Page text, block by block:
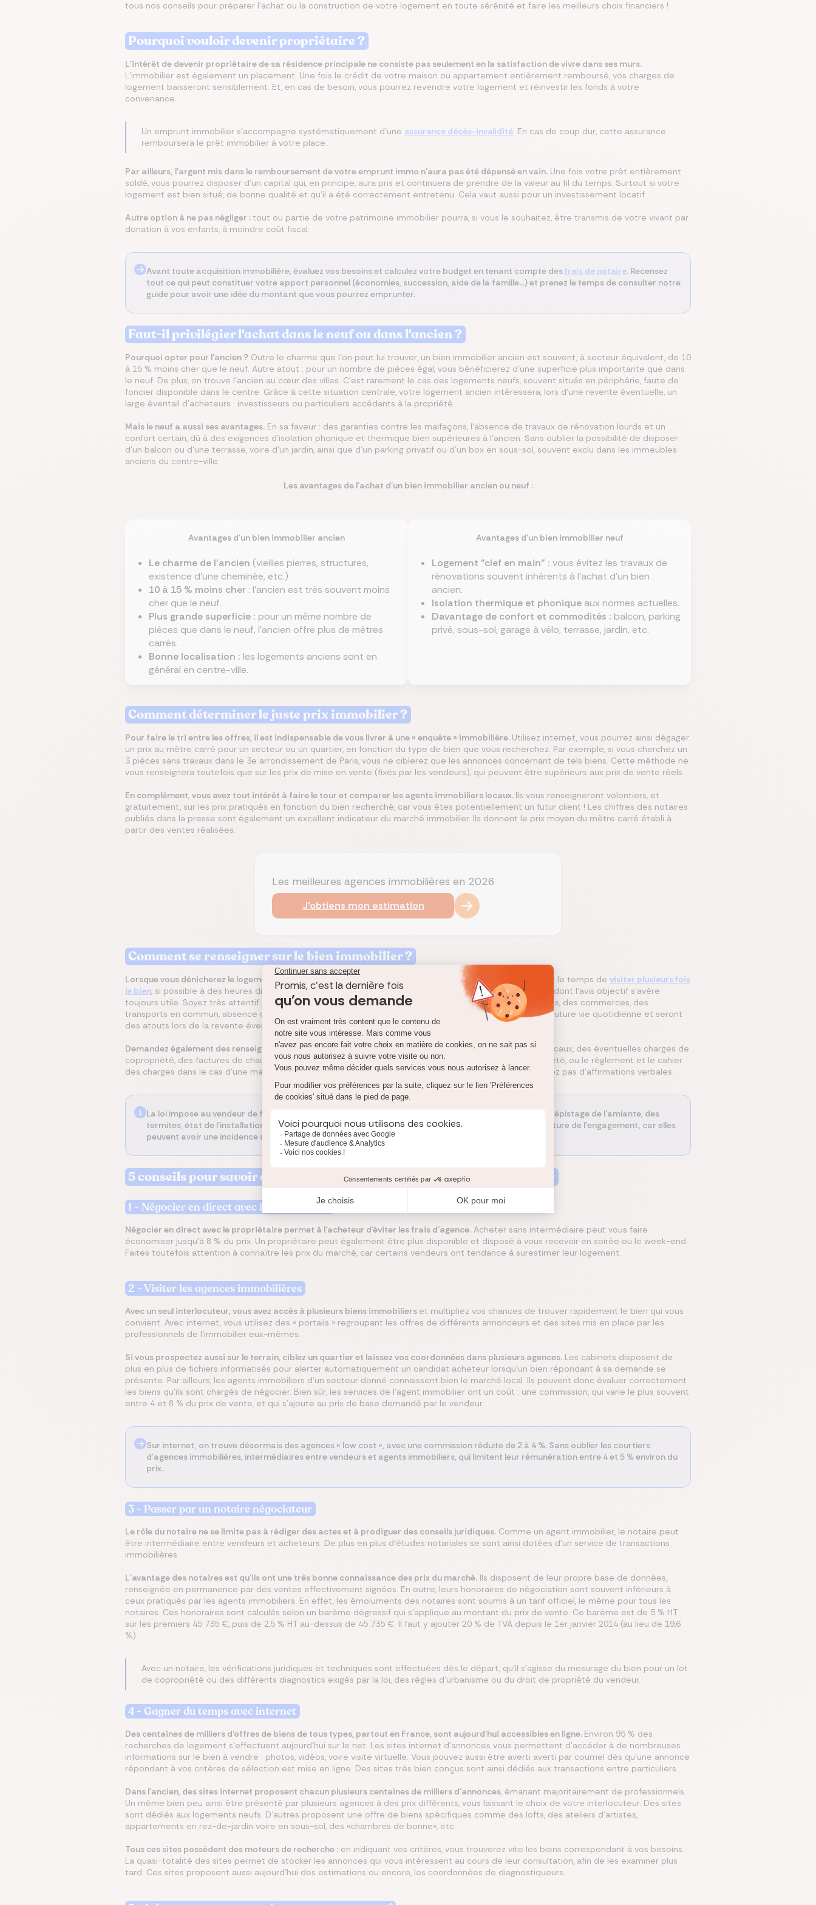
Économisez jusqu’à 250 €/mois
en changeant d’assurance de
Trouvez le meilleur taux
immobilier pour votre projet
Économisez jusqu’à 456 €/an
sur votre assurance santé
Comparez les meilleures
assurances du marché au
Trouvez la meilleure assurance
en quelques clics
tous nos conseils pour préparer l’achat ou la construction de votre logement en toute sérénité et faire les meilleurs choix financiers !
Pourquoi vouloir devenir propriétaire ?
L’intérêt de devenir propriétaire de sa résidence principale ne consiste pas seulement en la satisfaction de vivre dans ses murs.
L’immobilier est également un placement. Une fois le crédit de votre maison ou appartement entièrement remboursé, vos charges de
logement baisseront sensiblement. Et, en cas de besoin, vous pourrez revendre votre logement et réinvestir les fonds à votre
convenance.
Un emprunt immobilier s’accompagne systématiquement d’une assurance décès-invalidité. En cas de coup dur, cette assurance
remboursera le prêt immobilier à votre place.
Par ailleurs, l’argent mis dans le remboursement de votre emprunt immo n’aura pas été dépensé en vain. Une fois votre prêt entièrement
soldé, vous pourrez disposer d’un capital qui, en principe, aura pris et continuera de prendre de la valeur au fil du temps. Surtout si votre
logement est bien situé, de bonne qualité et qu’il a été correctement entretenu. Cela vaut aussi pour un investissement locatif.
Autre option à ne pas négliger :tout ou partie de votre patrimoine immobilier pourra, si vous le souhaitez, être transmis de votre vivant par
donation à vos enfants, à moindre coût fiscal.
Avant toute acquisition immobilière, évaluez vos besoins et calculez votre budget en tenant compte desfrais de notaire. Recensez
tout ce qui peut constituer votre apport personnel (économies, succession, aide de la famille...) et prenez le temps de consulter notre
guide pour avoir une idée du montant que vous pourrez emprunter.
Faut-il privilégier l'achat dans le neuf ou dans l'ancien ?
Pourquoi opter pour l’ancien ? Outre le charme que l’on peut lui trouver, un bien immobilier ancien est souvent, à secteur équivalent, de 10
à 15 % moins cher que le neuf. Autre atout : pour un nombre de pièces égal, vous bénéficierez d’une superficie plus importante que dans
le neuf. De plus, on trouve l’ancien au cœur des villes. C’est rarement le cas des logements neufs, souvent situés en périphérie, faute de
foncier disponible dans le centre. Grâce à cette situation centrale, votre logement ancien intéressera, lors d’une revente éventuelle, un
large éventail d’acheteurs : investisseurs ou particuliers accédants à la propriété.
Mais le neuf a aussi ses avantages. En sa faveur : des garanties contre les malfaçons, l’absence de travaux de rénovation lourds et un
confort certain, dû à des exigences d’isolation phonique et thermique bien supérieures à l’ancien. Sans oublier la possibilité de disposer
d’un balcon ou d’une terrasse, voire d’un jardin, ainsi que d’un parking privatif ou d’un box en sous-sol, souvent exclu dans les immeubles
anciens du centre-ville.
Les avantages de l'achat d'un bien immobilier ancien ou neuf :
Avantages d'un bien immobilier ancien
Le charme de l'ancien (vieilles pierres, structures,
existence d'une cheminée, etc.)
10 à 15 % moins cher : l'ancien est très souvent moins
cher que le neuf.
Plus grande superficie : pour un même nombre de
pièces que dans le neuf, l'ancien offre plus de mètres
carrés.
Bonne localisation : les logements anciens sont en
général en centre-ville.
Avantages d'un bien immobilier neuf
Logement "clef en main" : vous évitez les travaux de
rénovations souvent inhérents à l'achat d'un bien
ancien.
Isolation thermique et phonique aux normes actuelles.
Davantage de confort et commodités : balcon, parking
privé, sous-sol, garage à vélo, terrasse, jardin, etc.
Comment déterminer le juste prix immobilier ?
Pour faire le tri entre les offres, il est indispensable de vous livrer à une « enquête » immobilière. Utilisez internet, vous pourrez ainsi dégager
un prix au mètre carré pour un secteur ou un quartier, en fonction du type de bien que vous recherchez. Par exemple, si vous cherchez un
3 pièces sans travaux dans le 3e arrondissement de Paris, vous ne ciblerez que les annonces concernant de tels biens. Cette méthode ne
vous renseignera toutefois que sur les prix de mise en vente (fixés par les vendeurs), qui peuvent être supérieurs aux prix de vente réels.
En complément, vous avez tout intérêt à faire le tour et comparer les agents immobiliers locaux. Ils vous renseigneront volontiers, et
gratuitement, sur les prix pratiqués en fonction du bien recherché, car vous êtes potentiellement un futur client ! Les chiffres des notaires
publiés dans la presse sont également un excellent indicateur du marché immobilier. Ils donnent le prix moyen du mètre carré établi à
partir des ventes réalisées.
Les meilleures agences immobilières en 2026
J'obtiens mon estimation
Comment se renseigner sur le bien immobilier ?
Lorsque vous dénicherez le logement qui vous intéresse, ne cédez jamais à un simple coup de cœur. Prenez le temps de visiter plusieurs fois
le bien, si possible à des heures différentes, éventuellement avec un ami ou un parent moins impliqué, et dont l’avis objectif s’avère
toujours utile. Soyez très attentif aux critères qui valorisent le bien : proximité du lieu de travail, des écoles, des commerces, des
transports en commun, absence de nuisances sonores... Tous ces critères seront importants dans votre future vie quotidienne et seront
des atouts lors de la revente éventuelle du logement.
Demandez également des renseignements précis au vendeur. Informez-vous sur le montant des impôts locaux, des éventuelles charges de
copropriété, des factures de chauffage... Exigez aussi la superficie exacte d’un appartement en copropriété, ou le règlement et le cahier
des charges dans le cas d’une maison dans un lotissement. Consultez les justificatifs et ne vous contentez pas d’affirmations verbales.
La loi impose au vendeur de faire réaliser, avant la vente, des vérifications pour protéger l’acheteur : dépistage de l’amiante, des
termites, état de l’installation électrique... Ces formalités s'imposent au vendeur avant même la signature de l’engagement, car elles
peuvent avoir une incidence sur le prix, ou même vous dissuader d’acheter.
5 conseils pour savoir à qui s'adresser pour acheter son bien immobilier
1 - Négocier en direct avec le propriétaire
Négocier en direct avec le propriétaire permet à l’acheteur d’éviter les frais d’agence. Acheter sans intermédiaire peut vous faire
économiser jusqu’à 8 % du prix. Un propriétaire peut également être plus disponible et disposé à vous recevoir en soirée ou le week-end.
Faites toutefois attention à connaître les prix du marché, car certains vendeurs ont tendance à surestimer leur logement.
2 - Visiter les agences immobilières
Avec un seul interlocuteur, vous avez accès à plusieurs biens immobiliers et multipliez vos chances de trouver rapidement le bien qui vous
convient. Avec internet, vous utilisez des « portails » regroupant les offres de différents annonceurs et des sites mis en place par les
professionnels de l’immobilier eux-mêmes.
Si vous prospectez aussi sur le terrain, ciblez un quartier et laissez vos coordonnées dans plusieurs agences. Les cabinets disposent de
plus en plus de fichiers informatisés pour alerter automatiquement un candidat acheteur lorsqu’un bien répondant à sa demande se
présente. Par ailleurs, les agents immobiliers d’un secteur donné connaissent bien le marché local. Ils peuvent donc évaluer correctement
les biens qu’ils sont chargés de négocier. Bien sûr, les services de l’agent immobilier ont un coût : une commission, qui varie le plus souvent
entre 4 et 8 % du prix de vente, et qui s’ajoute au prix de base demandé par le vendeur.
Sur internet, on trouve désormais des agences « low cost », avec une commission réduite de 2 à 4 %. Sans oublier les courtiers
d’agences immobilières, intermédiaires entre vendeurs et agents immobiliers, qui limitent leur rémunération entre 4 et 5 % environ du
prix.
3 - Passer par un notaire négociateur
Le rôle du notaire ne se limite pas à rédiger des actes et à prodiguer des conseils juridiques. Comme un agent immobilier, le notaire peut
être intermédiaire entre vendeurs et acheteurs. De plus en plus d’études notariales se sont ainsi dotées d’un service de transactions
immobilières.
L’avantage des notaires est qu'ils ont une très bonne connaissance des prix du marché. Ils disposent de leur propre base de données,
renseignée en permanence par des ventes effectivement signées. En outre, leurs honoraires de négociation sont souvent inférieurs à
ceux pratiqués par les agents immobiliers. En effet, les émoluments des notaires sont soumis à un tarif officiel, le même pour tous les
notaires. Ces honoraires sont calculés selon un barème dégressif qui s’applique au montant du prix de vente. Ce barème est de 5 % HT
sur les premiers 45 735 €, puis de 2,5 % HT au-dessus de 45 735 €. Il faut y ajouter 20 % de TVA depuis le 1er janvier 2014 (au lieu de 19,6
%).
Avec un notaire, les vérifications juridiques et techniques sont effectuées dès le départ, qu’il s’agisse du mesurage du bien pour un lot
de copropriété ou des différents diagnostics exigés par la loi, des règles d’urbanisme ou du droit de propriété du vendeur.
4 - Gagner du temps avec internet
Des centaines de milliers d’offres de biens de tous types, partout en France, sont aujourd’hui accessibles en ligne. Environ 95 % des
recherches de logement s’effectuent aujourd'hui sur le net. Les sites internet d’annonces vous permettent d'accéder à de nombreuses
informations sur le bien à vendre : photos, vidéos, voire visite virtuelle. Vous pouvez aussi être averti averti par courriel dès qu’une annonce
répondant à vos critères de sélection est mise en ligne. Des sites très bien conçus sont ainsi dédiés aux transactions entre particuliers.
Dans l’ancien, des sites internet proposent chacun plusieurs centaines de milliers d’annonces, émanant majoritairement de professionnels.
Un même bien peu ainsi être présenté par plusieurs agences à des prix différents, vous laissant le choix de votre interlocuteur. Des sites
sont dédiés aux logements neufs. D’autres proposent une offre de biens spécifiques comme des lofts, des ateliers d’artistes,
appartements en rez-de-jardin voire en sous-sol, des «chambres de bonne», etc.
Tous ces sites possèdent des moteurs de recherche : en indiquant vos critères, vous trouverez vite les biens correspondant à vos besoins.
La quasi-totalité des sites permet de stocker les annonces qui vous intéressent au cours de leur consultation, afin de les examiner plus
tard. Ces sites proposent aussi aujourd'hui des estimations ou encore, les coordonnées de diagnostiqueurs.